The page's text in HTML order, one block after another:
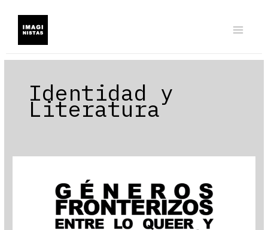
contenido
Identidad y
Literatura